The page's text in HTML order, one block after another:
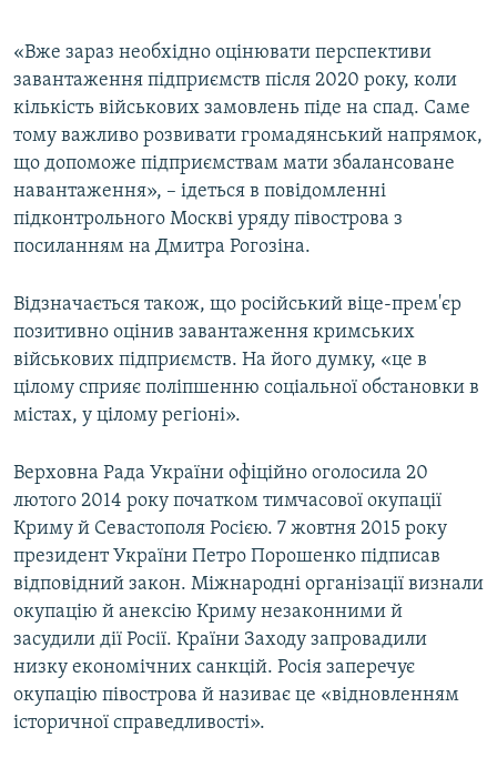
«Вже зараз необхідно оцінювати перспективи
завантаження підприємств після 2020 року, коли
кількість військових замовлень піде на спад. Саме
тому важливо розвивати громадянський напрямок,
що допоможе підприємствам мати збалансоване
навантаження», – ідеться в повідомленні
підконтрольного Москві уряду півострова з
посиланням на Дмитра Рогозіна.
Відзначається також, що російський віце-прем'єр
позитивно оцінив завантаження кримських
військових підприємств. На його думку, «це в
цілому сприяє поліпшенню соціальної обстановки в
містах, у цілому регіоні».
Верховна Рада України офіційно оголосила 20
лютого 2014 року початком тимчасової окупації
Криму й Севастополя Росією. 7 жовтня 2015 року
президент України Петро Порошенко підписав
відповідний закон. Міжнародні організації визнали
окупацію й анексію Криму незаконними й
засудили дії Росії. Країни Заходу запровадили
низку економічних санкцій. Росія заперечує
окупацію півострова й називає це «відновленням
історичної справедливості».